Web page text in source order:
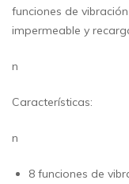
funciones de
impermeable y
n
Características:
n
8 funciones de